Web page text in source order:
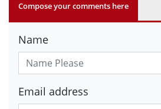
Compose your comments here
Name
Email address